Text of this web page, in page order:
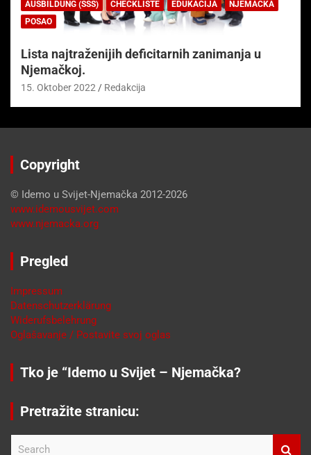
AUSBILDUNG (SSS) CHECKLISTE EDUKACIJA
NJEMAČKA
POSAO
Lista najtraženijih deficitarnih zanimanja u
Njemačkoj.
15. Oktober 2022 Redakcija
Copyright
© Idemo u Svijet-Njemačka 2012-2026
www.idemousvijet.com
www.njemacka.org
Pregled
Impressum
Datenschutzerklärung
Widerufsbelehrung
Oglašavanje / Postavite svoj oglas
Tko je “Idemo u Svijet – Njemačka?
Pretražite stranicu: